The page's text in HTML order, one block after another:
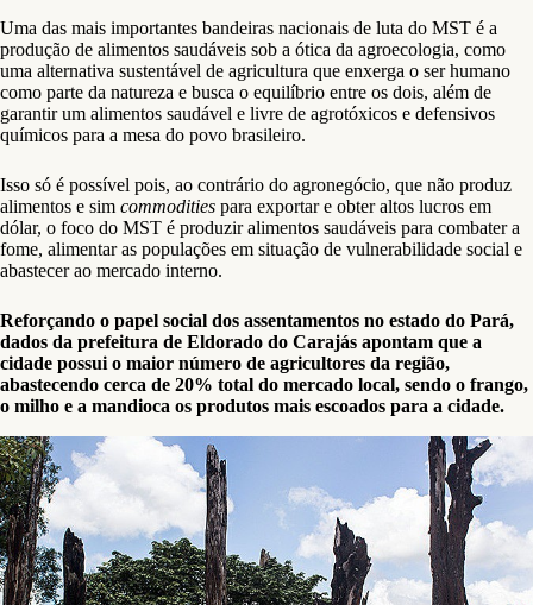
Uma das mais importantes bandeiras nacionais de luta do MST é a
produção de alimentos saudáveis sob a ótica da agroecologia, como
uma alternativa sustentável de agricultura que enxerga o ser humano
como parte da natureza e busca o equilíbrio entre os dois, além de
garantir um alimentos saudável e livre de agrotóxicos e defensivos
químicos para a mesa do povo brasileiro.
Isso só é possível pois, ao contrário do agronegócio, que não produz
alimentos e sim commodities para exportar e obter altos lucros em
dólar, o foco do MST é produzir alimentos saudáveis para combater a
fome, alimentar as populações em situação de vulnerabilidade social e
abastecer ao mercado interno.
Reforçando o papel social dos assentamentos no estado do Pará,
dados da prefeitura de Eldorado do Carajás apontam que a
cidade possui o maior número de agricultores da região,
abastecendo cerca de 20% total do mercado local, sendo o frango,
o milho e a mandioca os produtos mais escoados para a cidade.